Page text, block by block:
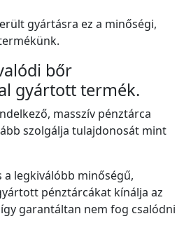
gyártásra ez a minőségi,
bőr
gyártott termék.
masszív pénztárca
szolgálja tulajdonosát mint
a legkiválóbb minőségű,
pénztárcákat kínálja az
garantáltan nem fog csalódni